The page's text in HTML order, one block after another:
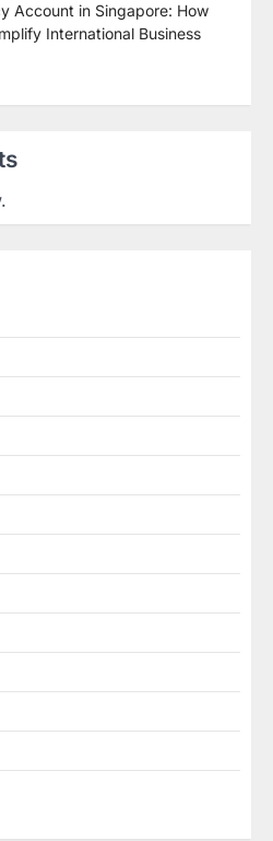
Account in Singapore: How
International Business